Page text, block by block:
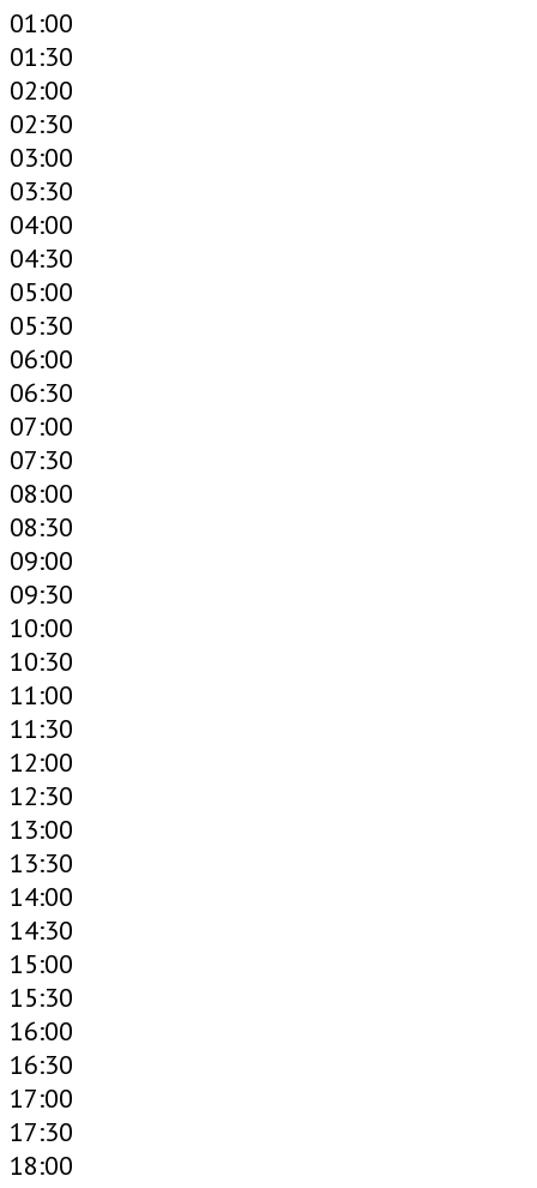
01:00
01:30
02:00
02:30
03:00
03:30
04:00
04:30
05:00
05:30
06:00
06:30
07:00
07:30
08:00
08:30
09:00
09:30
10:00
10:30
11:00
11:30
12:00
12:30
13:00
13:30
14:00
14:30
15:00
15:30
16:00
16:30
17:00
17:30
18:00